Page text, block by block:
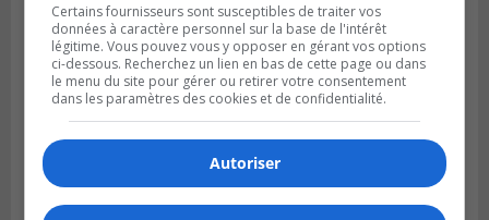
Certains fournisseurs sont susceptibles de traiter vos
données à caractère personnel sur la base de l'intérêt
légitime. Vous pouvez vous y opposer en gérant vos options
ci-dessous. Recherchez un lien en bas de cette page ou dans
le menu du site pour gérer ou retirer votre consentement
dans les paramètres des cookies et de confidentialité.
Autoriser